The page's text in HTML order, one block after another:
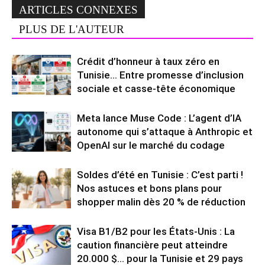
ARTICLES CONNEXES
PLUS DE L'AUTEUR
Crédit d’honneur à taux zéro en
Tunisie… Entre promesse d’inclusion
sociale et casse-tête économique
Meta lance Muse Code : L’agent d’IA
autonome qui s’attaque à Anthropic et
OpenAI sur le marché du codage
Soldes d’été en Tunisie : C’est parti !
Nos astuces et bons plans pour
shopper malin dès 20 % de réduction
Visa B1/B2 pour les États-Unis : La
caution financière peut atteindre
20.000 $… pour la Tunisie et 29 pays